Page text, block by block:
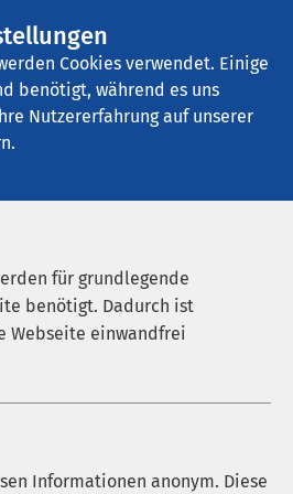
Cookies verwendet. Einige
benötigt, während es uns
Nutzererfahrung auf unserer
für grundlegende
benötigt. Dadurch ist
Webseite einwandfrei
Informationen anonym. Diese
Geborgenheit
werden wir es auch sein.